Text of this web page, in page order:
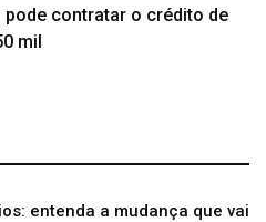
pode contratar o crédito de
mil
entenda a mudança que vai